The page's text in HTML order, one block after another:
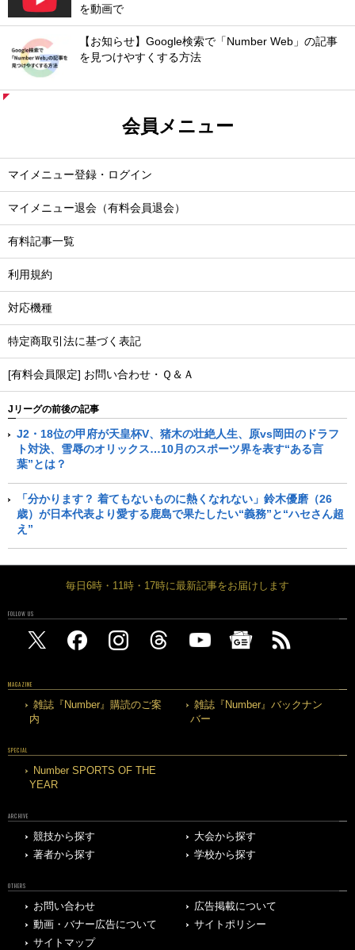
を動画で
【お知らせ】Google検索で「Number Web」の記事
を見つけやすくする方法
会員メニュー
マイメニュー登録・ログイン
マイメニュー退会（有料会員退会）
有料記事一覧
利用規約
対応機種
特定商取引法に基づく表記
[有料会員限定] お問い合わせ・Ｑ＆Ａ
Jリーグの前後の記事
J2・18位の甲府が天皇杯V、猪木の壮絶人生、原vs岡田のドラフ
ト対決、雪辱のオリックス…10月のスポーツ界を表す“ある言
葉”とは？
「分かります？ 着てもないものに熱くなれない」鈴木優磨（26
歳）が日本代表より愛する鹿島で果たしたい“義務”と“ハセさん超
え”
毎日6時・11時・17時に最新記事をお届けします
FOLLOW US
MAGAZINE
雑誌『Number』購読のご案
内
雑誌『Number』バックナン
バー
SPECIAL
Number SPORTS OF THE
YEAR
ARCHIVE
競技から探す
大会から探す
著者から探す
学校から探す
OTHERS
お問い合わせ
広告掲載について
動画・バナー広告について
サイトポリシー
サイトマップ